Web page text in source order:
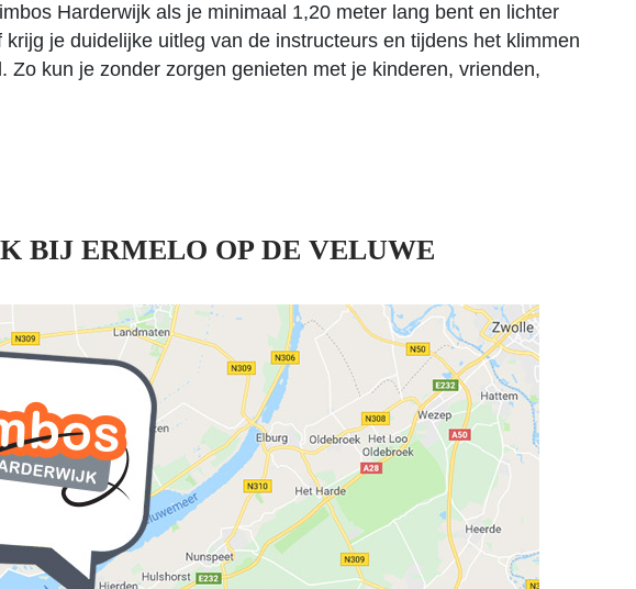
Harderwijk als je minimaal 1,20 meter lang bent en lichter
krijg je duidelijke uitleg van de instructeurs en tijdens het klimmen
Zo kun je zonder zorgen genieten met je kinderen, vrienden,
BIJ ERMELO OP DE VELUWE